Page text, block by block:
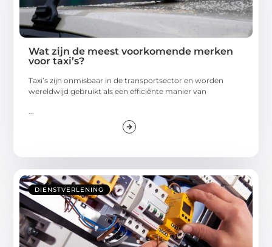
Wat zijn de meest voorkomende merken
voor taxi’s?
Taxi’s zijn onmisbaar in de transportsector en worden
wereldwijd gebruikt als een efficiënte manier van
DIENSTVERLENING